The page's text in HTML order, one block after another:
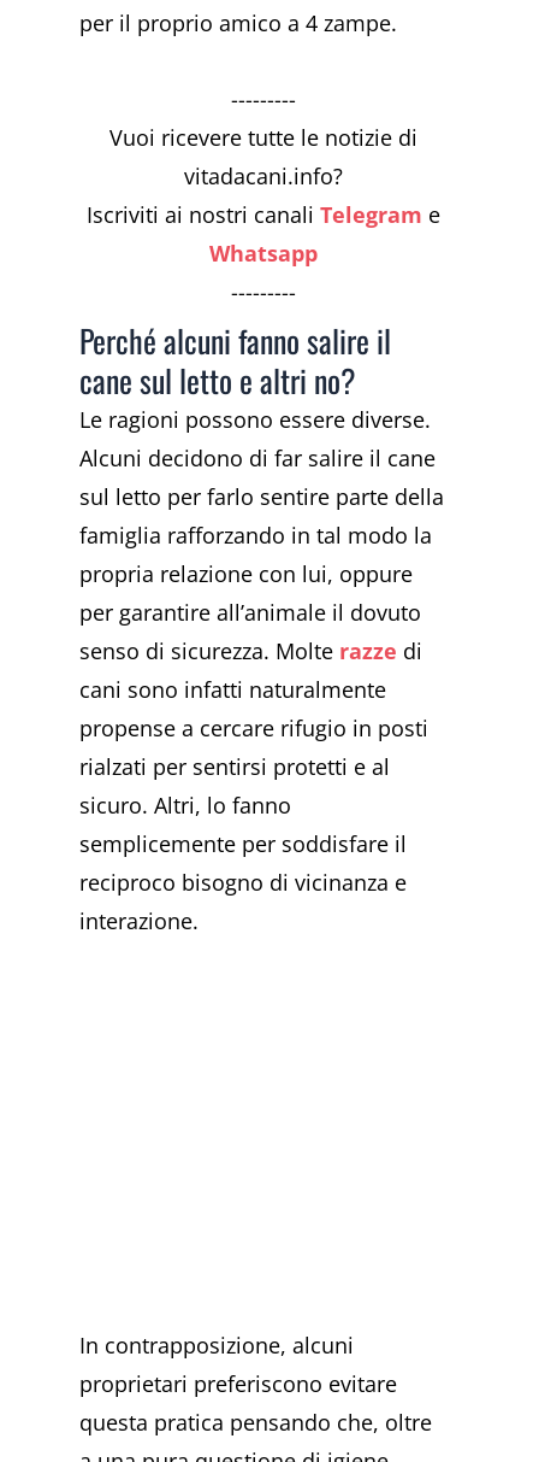
per il proprio amico a 4 zampe.
---------
Vuoi ricevere tutte le notizie di
vitadacani.info?
Iscriviti ai nostri canaliTelegram e
Whatsapp
---------
Perché alcuni fanno salire il
cane sul letto e altri no?
Le ragioni possono essere diverse.
Alcuni decidono di far salire il cane
sul letto per farlo sentire parte della
famiglia rafforzando in tal modo la
propria relazione con lui, oppure
per garantire all’animale il dovuto
senso di sicurezza. Molte razze di
cani sono infatti naturalmente
propense a cercare rifugio in posti
rialzati per sentirsi protetti e al
sicuro. Altri, lo fanno
semplicemente per soddisfare il
reciproco bisogno di vicinanza e
interazione.
In contrapposizione, alcuni
proprietari preferiscono evitare
questa pratica pensando che, oltre